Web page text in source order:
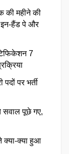
की महीने की
इन-हैंड पे और
7
पर भर्ती
पूछे गए,
क्या-क्या हुआ